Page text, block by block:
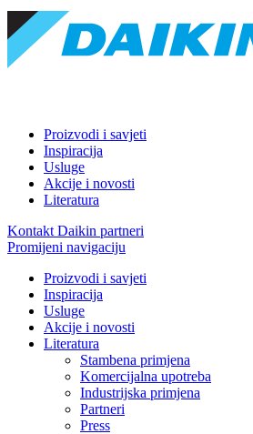
Proizvodi i savjeti
Inspiracija
Usluge
Akcije i novosti
Literatura
Kontakt Daikin partneri
Promijeni navigaciju
Proizvodi i savjeti
Inspiracija
Usluge
Akcije i novosti
Literatura
Stambena primjena
Komercijalna upotreba
Industrijska primjena
Partneri
Press